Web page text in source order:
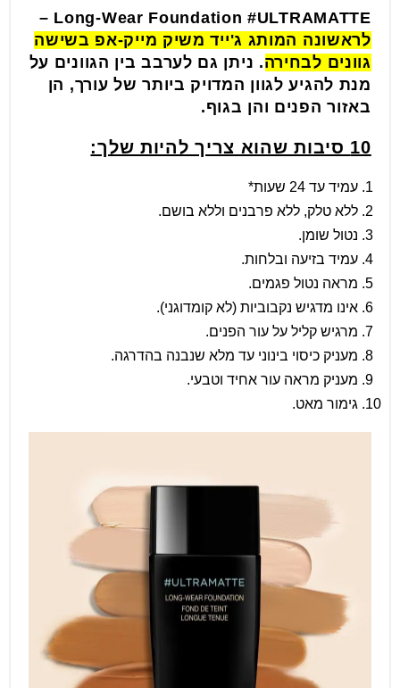
Long-Wear Foundation #ULTRAMATTE
–
לראשונה המותג ג'ייד משיק מייק-אפ בשישה
גוונים לבחירה. ניתן גם לערבב בין הגוונים על
מנת להגיע לגוון המדויק ביותר של עורך, הן
באזור הפנים והן בגוף.
10 סיבות שהוא צריך להיות שלך:
עמיד עד 24 שעות*
ללא טלק, ללא פרבנים וללא בושם.
נטול שומן.
עמיד בזיעה ובלחות.
מראה נטול פגמים.
אינו מדגיש נקבוביות (לא קומדוגני).
מרגיש קליל על עור הפנים.
מעניק כיסוי בינוני עד מלא שנבנה בהדרגה.
מעניק מראה עור אחיד וטבעי.
גימור מאט.